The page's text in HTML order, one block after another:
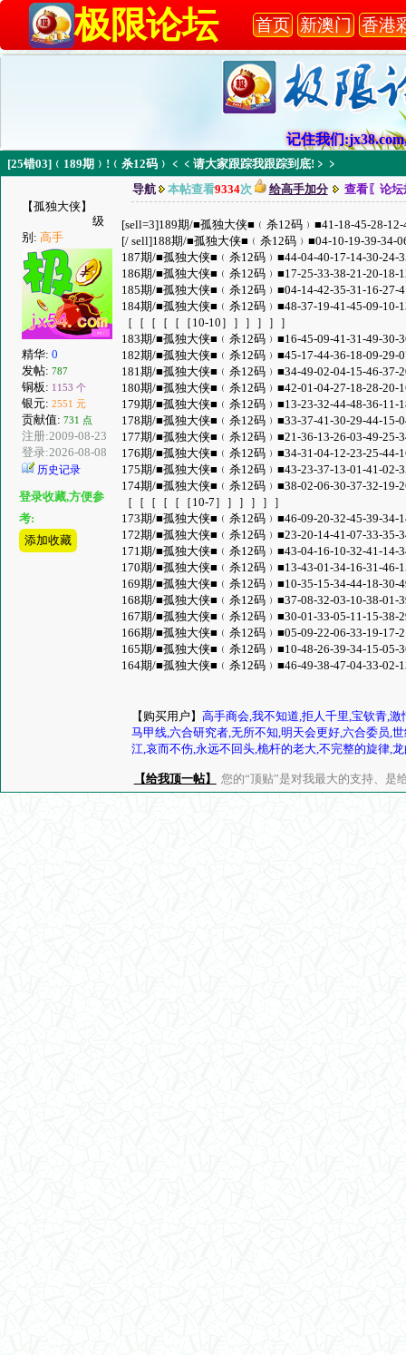
极限论坛 首页 新澳门 香港
记住我们
[25错03]﹙189期﹚!﹙杀12码﹚﹤﹤请大家跟踪我跟踪到底!﹥﹥
【孤独大侠】
级
别: 高手
精华: 0
发帖: 787
铜板: 1153 个
银元: 2551 元
贡献值: 731 点
注册:2009-08-23
登录:2026-08-08
历史记录
登录收藏,方便参
考:
添加收藏
导航 本帖查看9334次 给高手加分 查看〖论坛
[sell=3]189期/■孤独大侠■﹙杀12码﹚■41-18-45-28-
[/ sell]188期/■孤独大侠■﹙杀12码﹚■04-10-19-39-34-
187期/■孤独大侠■﹙杀12码﹚■44-04-40-17-14-30-24-
186期/■孤独大侠■﹙杀12码﹚■17-25-33-38-21-20-18-
185期/■孤独大侠■﹙杀12码﹚■04-14-42-35-31-16-27-
184期/■孤独大侠■﹙杀12码﹚■48-37-19-41-45-09-10-
［［［［［［10-10］］］］］］
183期/■孤独大侠■﹙杀12码﹚■16-45-09-41-31-49-30-
182期/■孤独大侠■﹙杀12码﹚■45-17-44-36-18-09-29-
181期/■孤独大侠■﹙杀12码﹚■34-49-02-04-15-46-37-
180期/■孤独大侠■﹙杀12码﹚■42-01-04-27-18-28-20-
179期/■孤独大侠■﹙杀12码﹚■13-23-32-44-48-36-11-
178期/■孤独大侠■﹙杀12码﹚■33-37-41-30-29-44-15-
177期/■孤独大侠■﹙杀12码﹚■21-36-13-26-03-49-25-
176期/■孤独大侠■﹙杀12码﹚■34-31-04-12-23-25-44-
175期/■孤独大侠■﹙杀12码﹚■43-23-37-13-01-41-02-
174期/■孤独大侠■﹙杀12码﹚■38-02-06-30-37-32-19-
［［［［［［10-7］］］］］］
173期/■孤独大侠■﹙杀12码﹚■46-09-20-32-45-39-34-
172期/■孤独大侠■﹙杀12码﹚■23-20-14-41-07-33-35-
171期/■孤独大侠■﹙杀12码﹚■43-04-16-10-32-41-14-
170期/■孤独大侠■﹙杀12码﹚■13-43-01-34-16-31-46-
169期/■孤独大侠■﹙杀12码﹚■10-35-15-34-44-18-30-
168期/■孤独大侠■﹙杀12码﹚■37-08-32-03-10-38-01-
167期/■孤独大侠■﹙杀12码﹚■30-01-33-05-11-15-38-
166期/■孤独大侠■﹙杀12码﹚■05-09-22-06-33-19-17-
165期/■孤独大侠■﹙杀12码﹚■10-48-26-39-34-15-05-
164期/■孤独大侠■﹙杀12码﹚■46-49-38-47-04-33-02-
【购买用户】 高手商会,我不知道,拒人千里,宝钦青,
马甲线,六合研究者,无所不知,明天会更好,六合委员,
江,哀而不伤,永远不回头,桅杆的老大,不完整的旋律,
【给我顶一帖】 您的“顶贴”是对我最大的支持、是